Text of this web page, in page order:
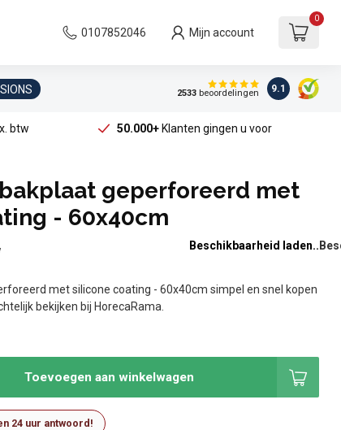
0107852046 Mijn account
0
2533beoordelingen 9.1
btw 50.000+Klanten gingen u voor
geperforeerd met
- 60x40cm
Beschikbaarheid laden..
met silicone coating - 60x40cm simpel en snel kopen
bekijken bij HorecaRama.
Toevoegen aan winkelwagen
24 uur antwoord!